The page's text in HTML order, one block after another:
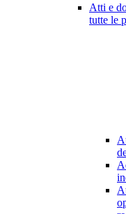
Atti e
tutte le